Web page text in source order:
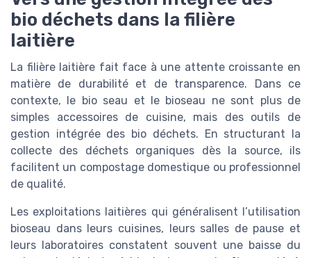
bio déchets dans la filière
laitière
La filière laitière fait face à une attente croissante en
matière de durabilité et de transparence. Dans ce
contexte, le bio seau et le bioseau ne sont plus de
simples accessoires de cuisine, mais des outils de
gestion intégrée des bio déchets. En structurant la
collecte des déchets organiques dès la source, ils
facilitent un compostage domestique ou professionnel
de qualité.
Les exploitations laitières qui généralisent l’utilisation
bioseau dans leurs cuisines, leurs salles de pause et
leurs laboratoires constatent souvent une baisse du